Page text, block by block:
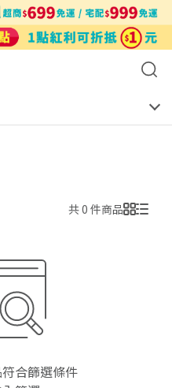
共 0 件商品
合篩選條件